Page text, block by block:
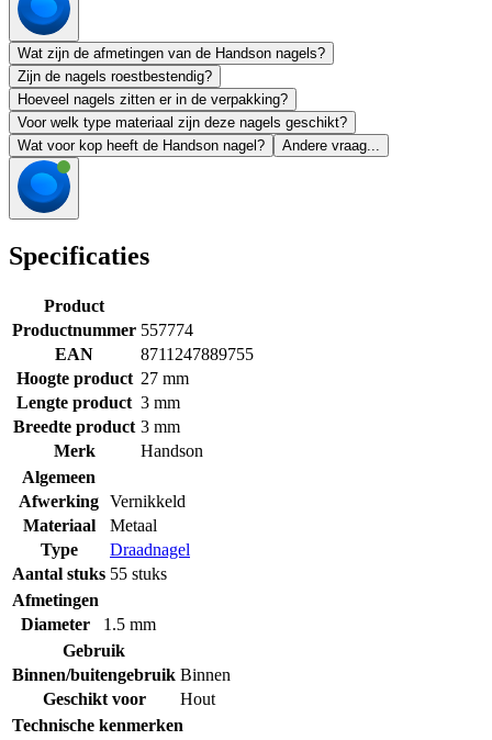
Wat zijn de afmetingen van de Handson nagels?
Zijn de nagels roestbestendig?
Hoeveel nagels zitten er in de verpakking?
Voor welk type materiaal zijn deze nagels geschikt?
Wat voor kop heeft de Handson nagel?
Andere vraag...
Specificaties
Product
Productnummer 557774
EAN
8711247889755
Hoogte product 27 mm
Lengte product 3 mm
Breedte product 3 mm
Merk
Handson
Algemeen
Afwerking Vernikkeld
Materiaal
Metaal
Type
Draadnagel
Aantal stuks 55 stuks
Afmetingen
Diameter
1.5 mm
Gebruik
Binnen/buitengebruik Binnen
Geschikt voor
Hout
Technische kenmerken